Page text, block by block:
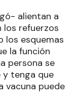
alientan a
los refuerzos
los esquemas
la función
persona se
y tenga que
vacuna puede